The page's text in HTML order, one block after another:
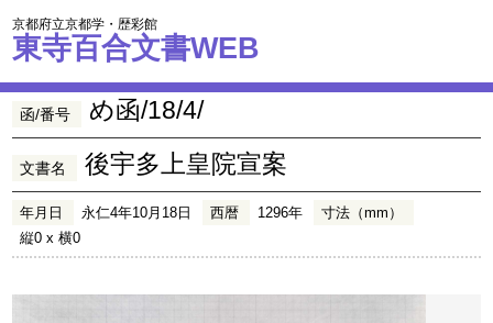
京都府立京都学・歴彩館
東寺百合文書WEB
函/番号 め函/18/4/
文書名 後宇多上皇院宣案
年月日 永仁4年10月18日 西暦 1296年
寸法（mm）
縦0 x 横0